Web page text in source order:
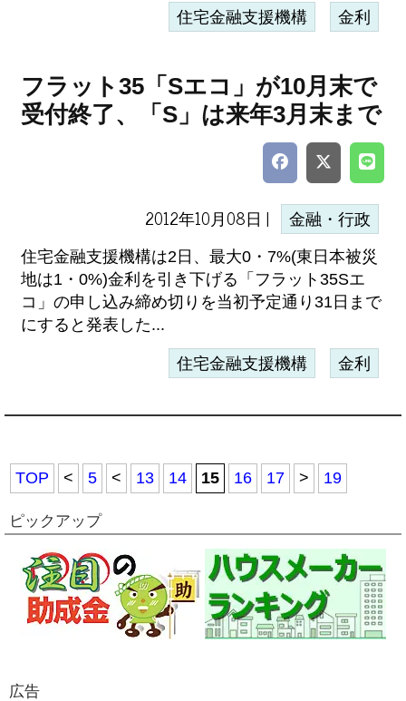
住宅金融支援機構 金利
フラット35「Sエコ」が10月末で
受付終了、「S」は来年3月末まで
2012年10月08日 | 金融・行政
住宅金融支援機構は2日、最大0・7%(東日本被災
地は1・0%)金利を引き下げる「フラット35Sエ
コ」の申し込み締め切りを当初予定通り31日まで
にすると発表した...
住宅金融支援機構 金利
TOP < 5 < 13 14 15 16 17 > 19
ピックアップ
広告